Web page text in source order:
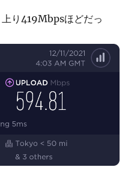
り419Mbpsほどだっ